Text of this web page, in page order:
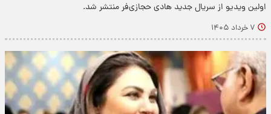
اولین ویدیو از سریال جدید هادی حجازی‌فر منتشر شد.
۷ خرداد ۱۴۰۵